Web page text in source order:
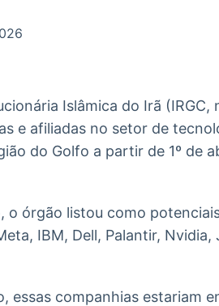
IA
Em breve
BroadFast
Em breve
Islâmica do Irã
e afiliadas no setor de
do Golfo a partir de 1º de
o órgão listou como
IBM, Dell, Palantir,
essas companhias estariam